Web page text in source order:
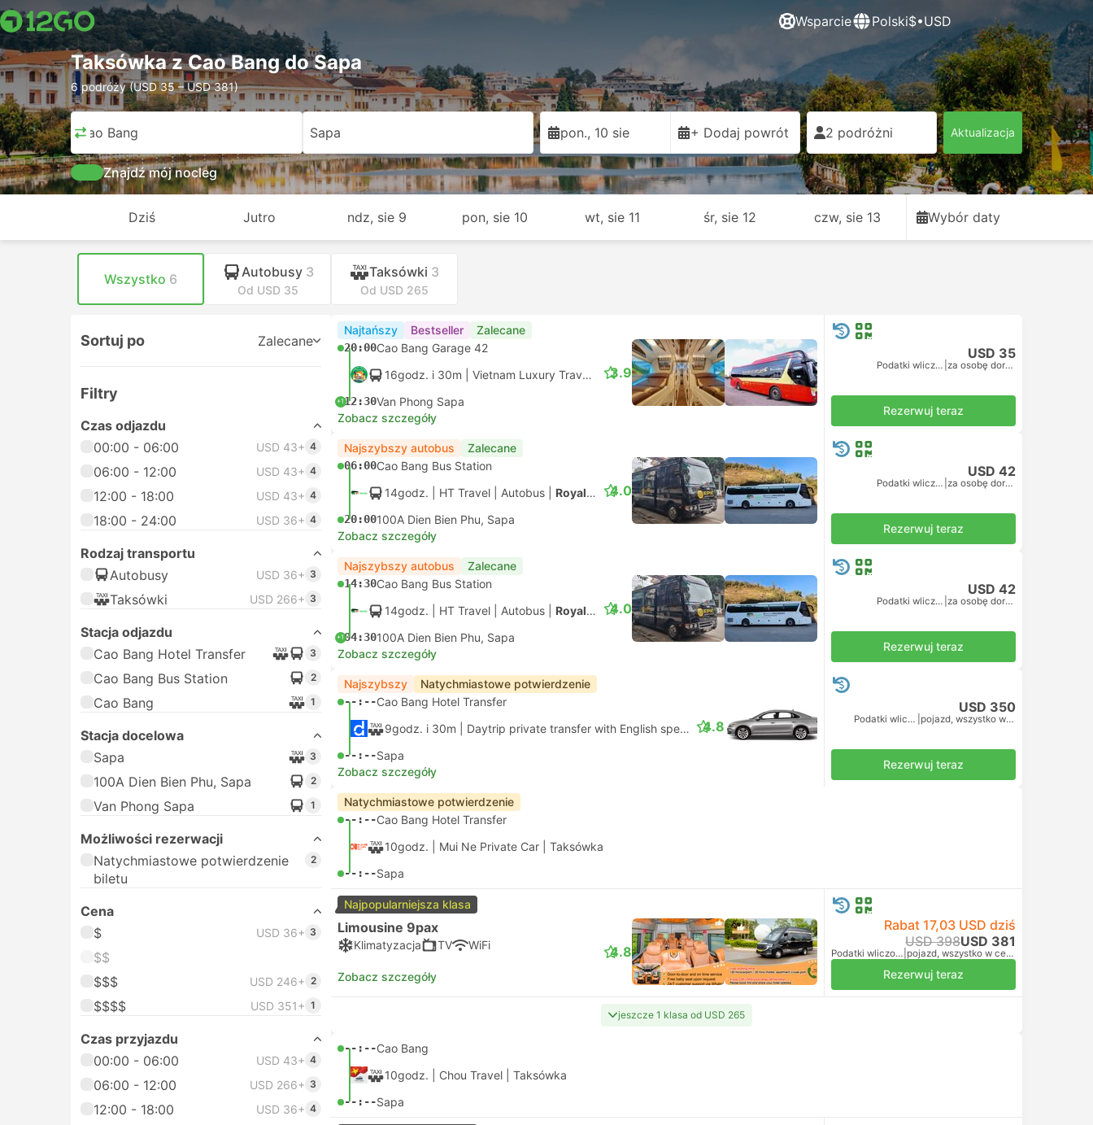
Wsparcie Polski$•USD
Taksówka z Cao Bang do Sapa
6 podróży (USD 35 – USD 381)
Cao Bang Sapa pon., 10 sie + Dodaj powrót 2 podróżni Aktualizacja
Znajdź mój nocleg
Dziś Jutro ndz, sie 9 pon, sie 10 wt, sie 11 śr, sie 12 czw, sie 13 Wybór daty
Wszystko 6 Autobusy 3
Od USD 35
Taksówki 3
Od USD 265
Sortuj po Zalecane
Filtry
Czas odjazdu
00:00 - 06:00
USD 43+ 4
06:00 - 12:00 USD 43+ 4
12:00 - 18:00 USD 43+ 4
18:00 - 24:00 USD 36+ 4
Rodzaj transportu
Autobusy
USD 36+ 3
Taksówki USD 266+ 3
Stacja odjazdu
Cao Bang Hotel Transfer
3
Cao Bang Bus Station 2
Cao Bang 1
Stacja docelowa
Sapa
3
100A Dien Bien Phu, Sapa 2
Van Phong Sapa 1
Możliwości rezerwacji
Natychmiastowe potwierdzenie
biletu
2
Cena
$
USD 36+ 3
$$
$$$
USD 246+ 2
$$$$ USD 351+ 1
Czas przyjazdu
00:00 - 06:00
USD 43+ 4
06:00 - 12:00 USD 266+ 3
12:00 - 18:00 USD 36+ 4
Najtańszy Bestseller Zalecane
20:00Cao Bang Garage 42
16godz. i 30m | Vietnam Luxury Travel Autobus|Cabin 24 + Cabin 22
+112:30Van Phong Sapa
3.9
Zobacz szczegóły
USD 35
Podatki wliczone za osobę dorosłą
Rezerwuj teraz
Najszybszy autobus Zalecane
06:00Cao Bang Bus Station
14godz. | HT Travel Autobus Royal Cabin + Limousine
20:00100A Dien Bien Phu, Sapa
4.0
Zobacz szczegóły
USD 42
Podatki wliczone za osobę dorosłą
Rezerwuj teraz
Najszybszy autobus Zalecane
14:30Cao Bang Bus Station
14godz. | HT Travel Autobus Royal Cabin + Limousine
+104:30100A Dien Bien Phu, Sapa
4.0
Zobacz szczegóły
USD 42
Podatki wliczone za osobę dorosłą
Rezerwuj teraz
Najszybszy Natychmiastowe potwierdzenie
--:--Cao Bang Hotel Transfer
9godz. i 30m | Daytrip private transfer with English speaking driver |Taksówka|
--:--Sapa
4.8
Zobacz szczegóły
USD 350
Podatki wliczone pojazd, wszystko w cenie
Rezerwuj teraz
Natychmiastowe potwierdzenie
--:--Cao Bang Hotel Transfer
10godz. | Mui Ne Private Car Taksówka
--:--Sapa
Najpopularniejsza klasa
Limousine 9pax
Klimatyzacja TV WiFi
Zobacz szczegóły
4.8
Rabat 17,03 USD dziś
USD 398USD 381
Podatki wliczone pojazd, wszystko w cenie
Rezerwuj teraz
jeszcze 1 klasa od USD 265
--:--Cao Bang
10godz. | Chou Travel Taksówka
--:--Sapa